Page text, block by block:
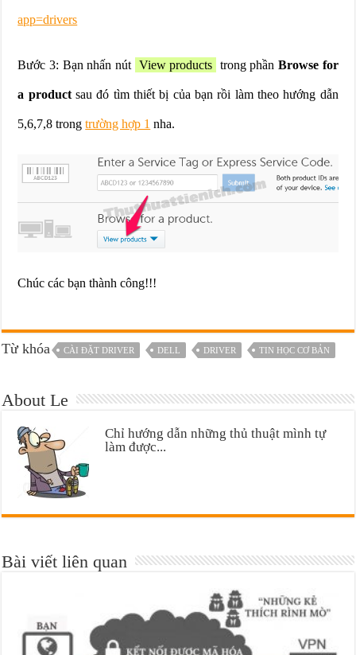
app=drivers
Bước 3: Bạn nhấn nút View products trong phầnBrowse for
a productsau đó tìm thiết bị của bạn rồi làm theo hướng dẫn
5,6,7,8 trongtrường hợp 1 nha.
Chúc các bạn thành công!!!
Từ khóa CÀI ĐẶT DRIVER DELL DRIVER TIN HỌC CƠ BẢN
About Le
Chỉ hướng dẫn những thủ thuật mình tự
làm được...
Bài viết liên quan